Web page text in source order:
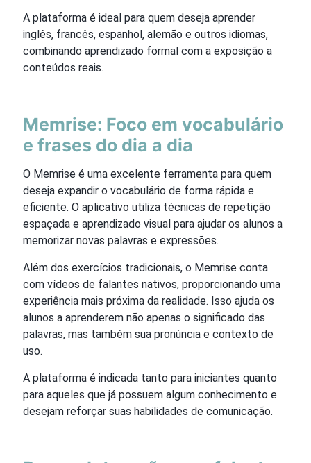
A plataforma é ideal para quem deseja aprender
inglês, francês, espanhol, alemão e outros idiomas,
combinando aprendizado formal com a exposição a
conteúdos reais.
Memrise: Foco em vocabulário
e frases do dia a dia
O Memrise é uma excelente ferramenta para quem
deseja expandir o vocabulário de forma rápida e
eficiente. O aplicativo utiliza técnicas de repetição
espaçada e aprendizado visual para ajudar os alunos a
memorizar novas palavras e expressões.
Além dos exercícios tradicionais, o Memrise conta
com vídeos de falantes nativos, proporcionando uma
experiência mais próxima da realidade. Isso ajuda os
alunos a aprenderem não apenas o significado das
palavras, mas também sua pronúncia e contexto de
uso.
A plataforma é indicada tanto para iniciantes quanto
para aqueles que já possuem algum conhecimento e
desejam reforçar suas habilidades de comunicação.